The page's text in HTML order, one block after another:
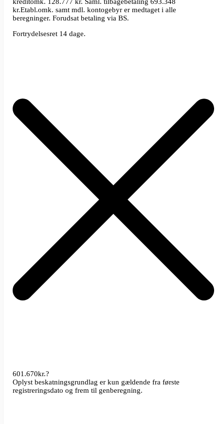
kr.Etabl.omk. samt mdl. kontogebyr er medtaget i alle
beregninger. Forudsat betaling via BS.
Fortrydelsesret 14 dage.
601.670kr.?
Oplyst beskatningsgrundlag er kun gældende fra første
registreringsdato og frem til genberegning.